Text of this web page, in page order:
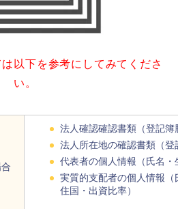
以下を参考にしてみてくださ
い。
法人確認確認書類（登記簿
法人所在地の確認書類（
代表者の個人情報（氏名
実質的支配者の個人情報
住国・出資比率）